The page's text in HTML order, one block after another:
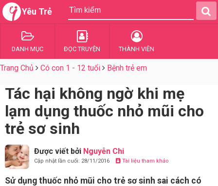
Yêu Trẻ
DANH MỤC ĐỌC TRUYỆN THÀNH VIÊN
Trang Chủ Có con 1 - 12 tuổi Bệnh trẻ em
Tác hại không ngờ khi mẹ
lạm dụng thuốc nhỏ mũi cho
trẻ sơ sinh
Được viết bởi Nguyễn Chi
Cập nhật lần cuối: 28/11/2016 Tài liệu tham khảo
Sử dụng thuốc nhỏ mũi cho trẻ sơ sinh sai cách có